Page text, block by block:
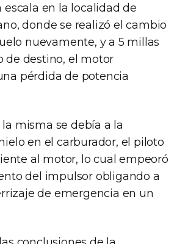
escala en la localidad de
donde se realizó el cambio
nuevamente, y a 5 millas
de destino, el motor
pérdida de potencia
misma se debía a la
en el carburador, el piloto
al motor, lo cual empeoró
del impulsor obligando a
de emergencia en un